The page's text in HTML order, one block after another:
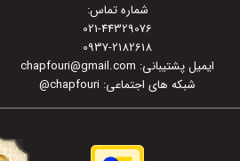
شماره تماس:
021-44329076
0937-2182618
ایمیل پشتیبانی: chapfouri@gmail.com
شبکه های اجتماعی: chapfouri
@